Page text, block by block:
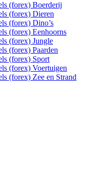
(forex) Boerderij
(forex) Dieren
(forex) Dino’s
(forex) Eenhoorns
(forex) Jungle
(forex) Paarden
(forex) Sport
(forex) Voertuigen
(forex) Zee en Strand